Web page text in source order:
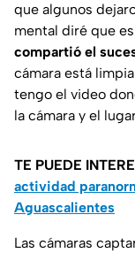
que algunos
mental diré que es
compartió el
cámara está
tengo el video
la cámara y el
TE PUEDE
actividad
Aguascalientes
Las cámaras